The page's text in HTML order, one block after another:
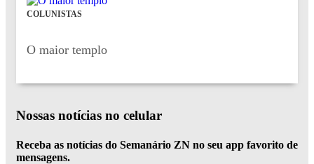
COLUNISTAS
O maior templo
Nossas notícias no celular
Receba as notícias do Semanário ZN no seu app favorito de
mensagens.